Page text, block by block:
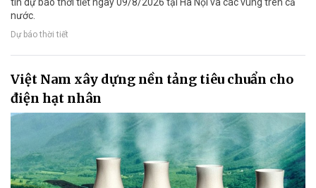
nước.
Dự báo thời tiết
Việt Nam xây dựng nền tảng tiêu chuẩn cho
điện hạt nhân